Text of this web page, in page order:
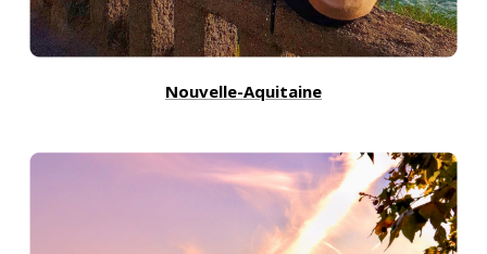
Nouvelle-Aquitaine